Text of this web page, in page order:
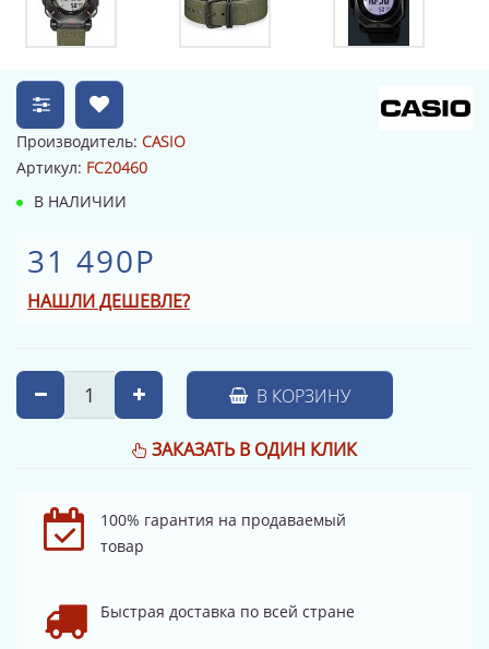
Производитель: CASIO
Артикул: FC20460
В НАЛИЧИИ
31 490Р
НАШЛИ ДЕШЕВЛЕ?
В КОРЗИНУ
ЗАКАЗАТЬ В ОДИН КЛИК
100% гарантия на продаваемый
товар
Быстрая доставка по всей стране